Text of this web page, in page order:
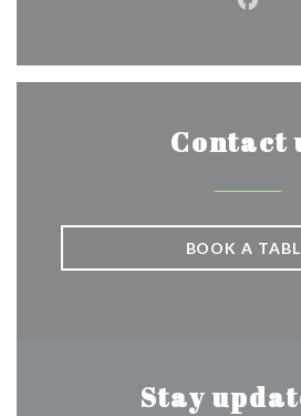
Contact
BOOK A
Stay